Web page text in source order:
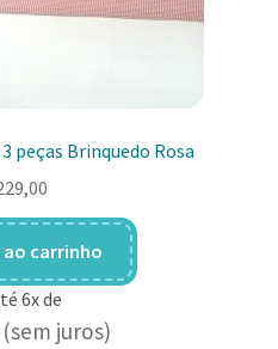
peças Brinquedo Rosa
carrinho
6x de
(sem juros)